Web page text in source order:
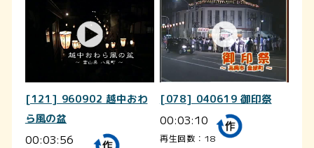
[121] 960902 越中おわ
ら風の盆
00:03:56
[078] 040619 御印祭
00:03:10
再生回数：18